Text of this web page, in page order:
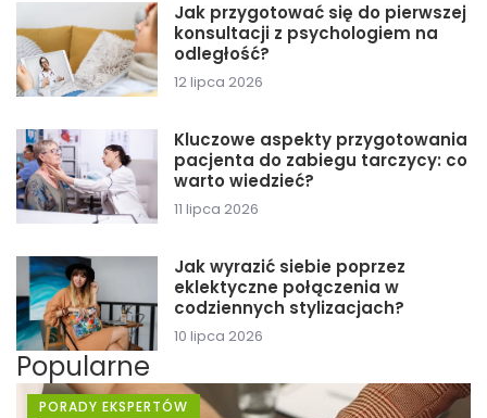
Jak przygotować się do pierwszej
konsultacji z psychologiem na
odległość?
12 lipca 2026
Kluczowe aspekty przygotowania
pacjenta do zabiegu tarczycy: co
warto wiedzieć?
11 lipca 2026
Jak wyrazić siebie poprzez
eklektyczne połączenia w
codziennych stylizacjach?
10 lipca 2026
Popularne
PORADY EKSPERTÓW